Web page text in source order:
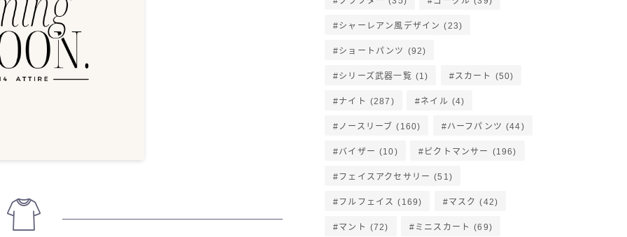
シャーレアン風デザイン (23)
ショートパンツ (92)
シリーズ武器一覧 (1) スカート (50)
ナイト (287) ネイル (4)
ノースリーブ (160) ハーフパンツ (44)
バイザー (10) ピクトマンサー (196)
フェイスアクセサリー (51)
フルフェイス (169) マスク (42)
マント (72) ミニスカート (69)